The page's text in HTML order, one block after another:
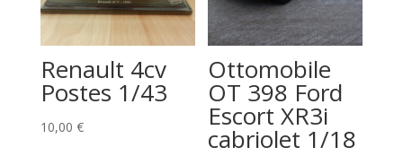
Renault 4cv
Postes 1/43
10,00 €
Ottomobile
OT 398 Ford
Escort XR3i
cabriolet 1/18